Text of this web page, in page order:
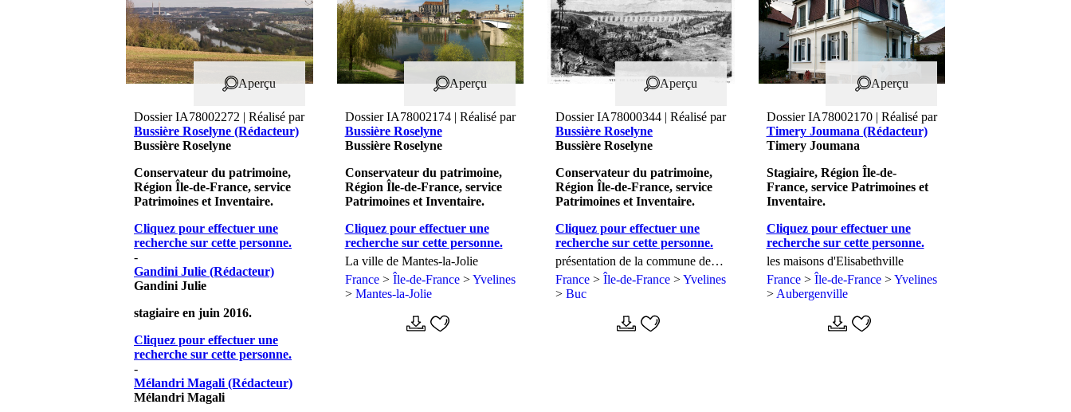
Aperçu
Dossier IA78002272 | Réalisé par
Bussière Roselyne (Rédacteur)
Bussière Roselyne
Conservateur du patrimoine,
Région Île-de-France, service
Patrimoines et Inventaire.
Cliquez pour effectuer une
recherche sur cette personne.
-
Gandini Julie (Rédacteur)
Gandini Julie
stagiaire en juin 2016.
Cliquez pour effectuer une
recherche sur cette personne.
-
Mélandri Magali (Rédacteur)
Mélandri Magali
Aperçu
Dossier IA78002174 | Réalisé par
Bussière Roselyne
Bussière Roselyne
Conservateur du patrimoine,
Région Île-de-France, service
Patrimoines et Inventaire.
Cliquez pour effectuer une
recherche sur cette personne.
La ville de Mantes-la-Jolie
France > Île-de-France >Yvelines
> Mantes-la-Jolie
Aperçu
Dossier IA78000344 | Réalisé par
Bussière Roselyne
Bussière Roselyne
Conservateur du patrimoine,
Région Île-de-France, service
Patrimoines et Inventaire.
Cliquez pour effectuer une
recherche sur cette personne.
présentation de la commune de
Buc
France > Île-de-France >Yvelines
> Buc
Aperçu
Dossier IA78002170 | Réalisé par
Timery Joumana (Rédacteur)
Timery Joumana
Stagiaire, Région Île-de-
France, service Patrimoines et
Inventaire.
Cliquez pour effectuer une
recherche sur cette personne.
les maisons d'Elisabethville
France > Île-de-France >Yvelines
> Aubergenville